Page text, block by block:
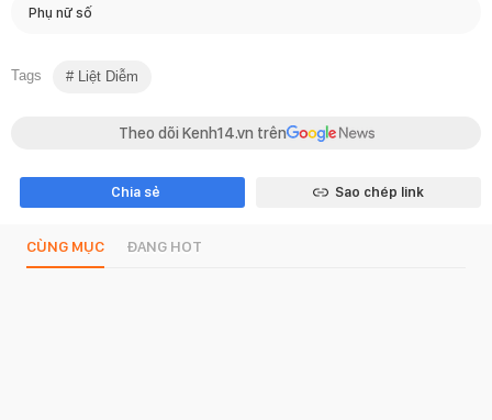
Phụ nữ số
Tags Liệt Diễm
Theo dõi Kenh14.vn trên
Chia sẻ Sao chép link
CÙNG MỤC ĐANG HOT